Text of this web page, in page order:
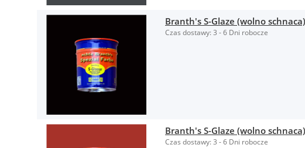
Branth's S-Glaze (wolno
Czas dostawy:3 - 6 Dni robocze
Branth's S-Glaze (wolno
Czas dostawy:3 - 6 Dni robocze